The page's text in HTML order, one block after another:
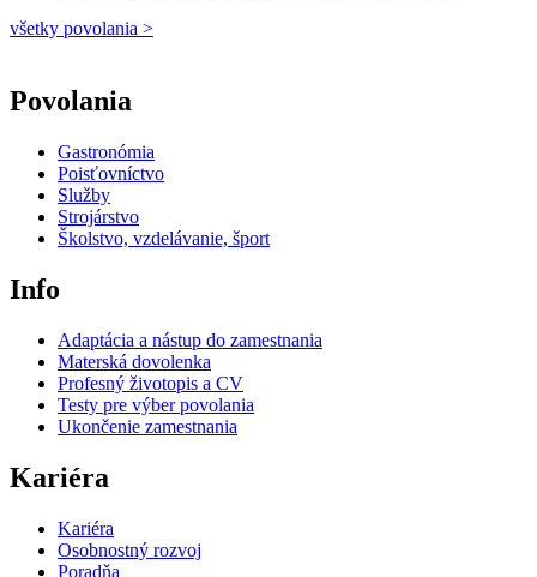
všetky povolania >
Povolania
Gastronómia
Poisťovníctvo
Služby
Strojárstvo
Školstvo, vzdelávanie, šport
Info
Adaptácia a nástup do zamestnania
Materská dovolenka
Profesný životopis a CV
Testy pre výber povolania
Ukončenie zamestnania
Kariéra
Kariéra
Osobnostný rozvoj
Poradňa